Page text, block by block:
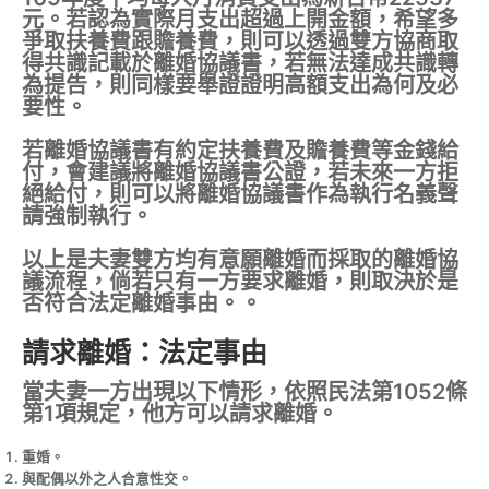
元。若認為實際月支出超過上開金額，希望多
爭取扶養費跟贍養費，則可以透過雙方協商取
得共識記載於離婚協議書，若無法達成共識轉
為提告，則同樣要舉證證明高額支出為何及必
要性。
若離婚協議書有約定扶養費及贍養費等金錢給
付，會建議將離婚協議書公證，若未來一方拒
絕給付，則可以將離婚協議書作為執行名義聲
請強制執行。
以上是夫妻雙方均有意願離婚而採取的離婚協
議流程，倘若只有一方要求離婚，則取決於是
否符合法定離婚事由。。
請求離婚：法定事由
當夫妻一方出現以下情形，依照民法第1052條
第1項規定，他方可以請求離婚。
重婚。
與配偶以外之人合意性交。